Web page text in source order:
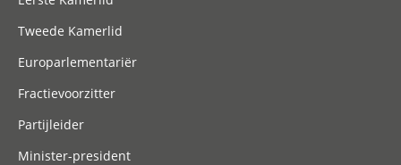
Tweede Kamerlid
Europarlementariër
Fractievoorzitter
Partijleider
Minister-president